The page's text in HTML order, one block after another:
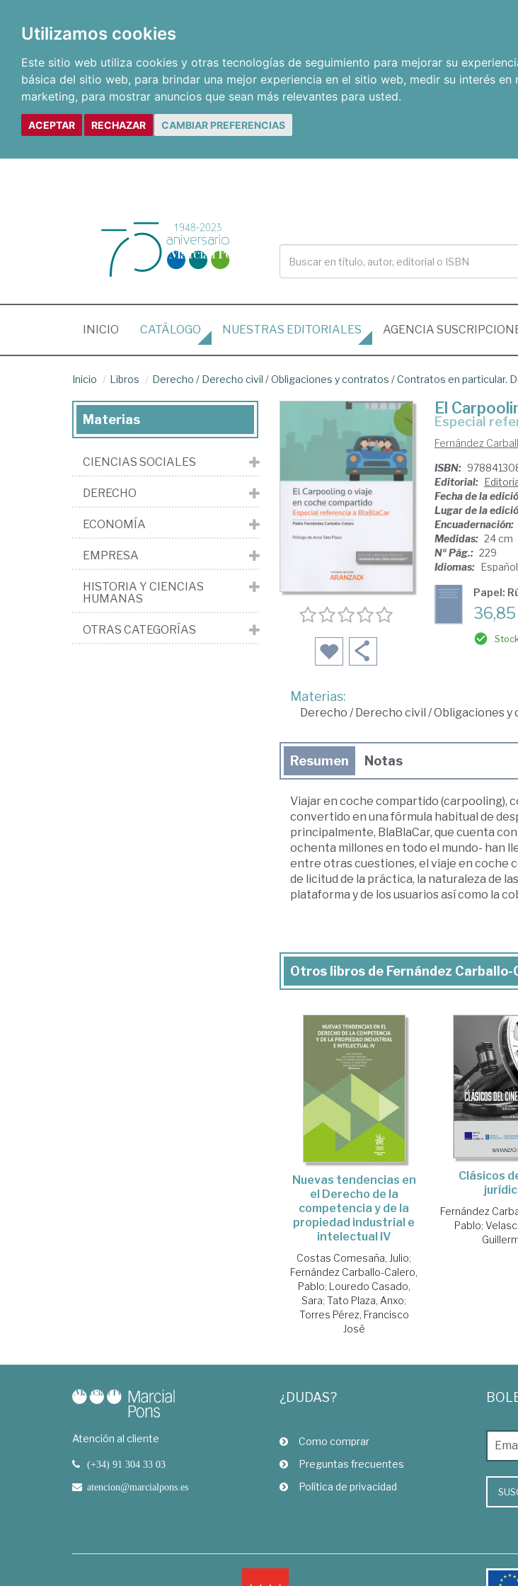
Utilizamos cookies
Este sitio web utiliza cookies y otras tecnologías de seguimiento para mejorar su
básica del sitio web, para brindar una mejor experiencia en el sitio web, medir su interés
marketing, para mostrar anuncios que sean más relevantes para usted.
ACEPTAR RECHAZAR CAMBIAR PREFERENCIAS
INICIO (CURRENT)
CATÁLOGO NUESTRAS EDITORIALES AGENCIA
Inicio Libros Derecho / Derecho civil /Obligaciones y contratos /Contratos en particular.
El
especial
Fernández
ISBN:
Editorial:
Fecha de la
Lugar de la
Encuadernación:
Medidas: 24 cm
Nº Pág.: 229
Idiomas: Español
Papel:
Materias:
Derecho / Derecho civil /Obligaciones y
Resumen Notas
Viajar en coche compartido (carpooling),
convertido en una fórmula habitual de
principalmente, BlaBlaCar, que cuenta
ochenta millones en todo el mundo- han
entre otras cuestiones, el viaje en coche
de licitud de la práctica, la naturaleza de
plataforma y de los usuarios así como la
Otros libros de Fernández Carballo-
Nuevas tendencias en
el Derecho de la
competencia y de la
propiedad industrial e
intelectual IV
Costas Comesaña, Julio;
Fernández Carballo-Calero,
Pablo; Louredo Casado,
Sara;Tato Plaza, Anxo;
Torres Pérez, Francisco
José
Clásicos
Fernández
Pablo;
Materias
CIENCIAS SOCIALES
DERECHO
ECONOMÍA
EMPRESA
HISTORIA Y CIENCIAS
HUMANAS
OTRAS CATEGORÍAS
Atención al cliente
(+34) 91 304 33 03
atencion@marcialpons.es
¿DUDAS?
Como comprar
Preguntas frecuentes
Política de privacidad